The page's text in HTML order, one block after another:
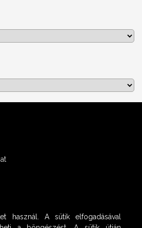
használ. A sütik elfogadásával